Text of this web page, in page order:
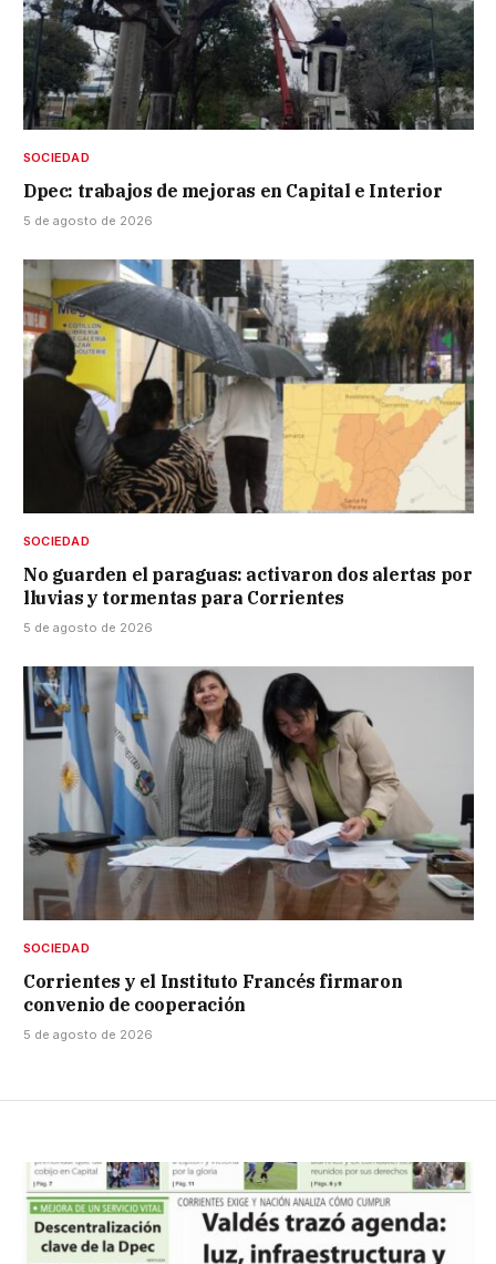
SOCIEDAD
Dpec: trabajos de mejoras en Capital e Interior
5 de agosto de 2026
SOCIEDAD
No guarden el paraguas: activaron dos alertas por
lluvias y tormentas para Corrientes
5 de agosto de 2026
SOCIEDAD
Corrientes y el Instituto Francés firmaron
convenio de cooperación
5 de agosto de 2026